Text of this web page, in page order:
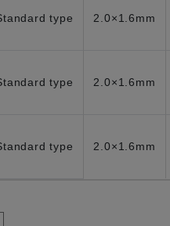
type 2.0×1.6mm
type 2.0×1.6mm
type 2.0×1.6mm